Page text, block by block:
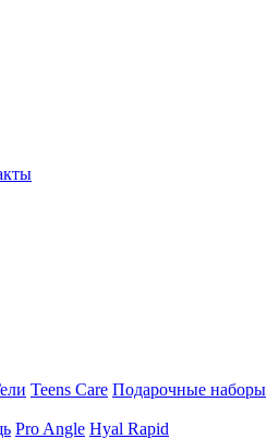
Teens Care Подарочные наборы
Pro Angle Hyal Rapid